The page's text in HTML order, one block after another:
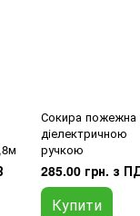
Сокира пожежна
діелектричною
ручкою
285.00 грн. з
Купити